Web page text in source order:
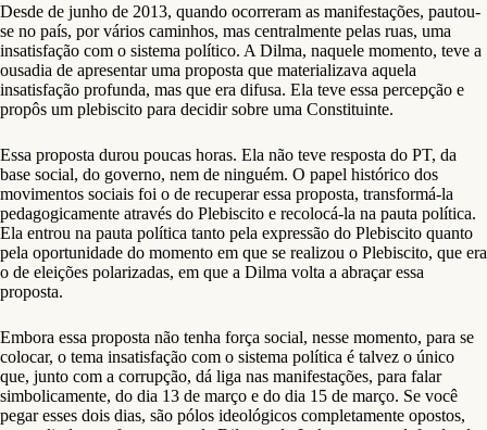
Desde de junho de 2013, quando ocorreram as manifestações, pautou-
se no país, por vários caminhos, mas centralmente pelas ruas, uma
insatisfação com o sistema político. A Dilma, naquele momento, teve a
ousadia de apresentar uma proposta que materializava aquela
insatisfação profunda, mas que era difusa. Ela teve essa percepção e
propôs um plebiscito para decidir sobre uma Constituinte.
Essa proposta durou poucas horas. Ela não teve resposta do PT, da
base social, do governo, nem de ninguém. O papel histórico dos
movimentos sociais foi o de recuperar essa proposta, transformá-la
pedagogicamente através do Plebiscito e recolocá-la na pauta política.
Ela entrou na pauta política tanto pela expressão do Plebiscito quanto
pela oportunidade do momento em que se realizou o Plebiscito, que era
o de eleições polarizadas, em que a Dilma volta a abraçar essa
proposta.
Embora essa proposta não tenha força social, nesse momento, para se
colocar, o tema insatisfação com o sistema política é talvez o único
que, junto com a corrupção, dá liga nas manifestações, para falar
simbolicamente, do dia 13 de março e do dia 15 de março. Se você
pegar esses dois dias, são pólos ideológicos completamente opostos,